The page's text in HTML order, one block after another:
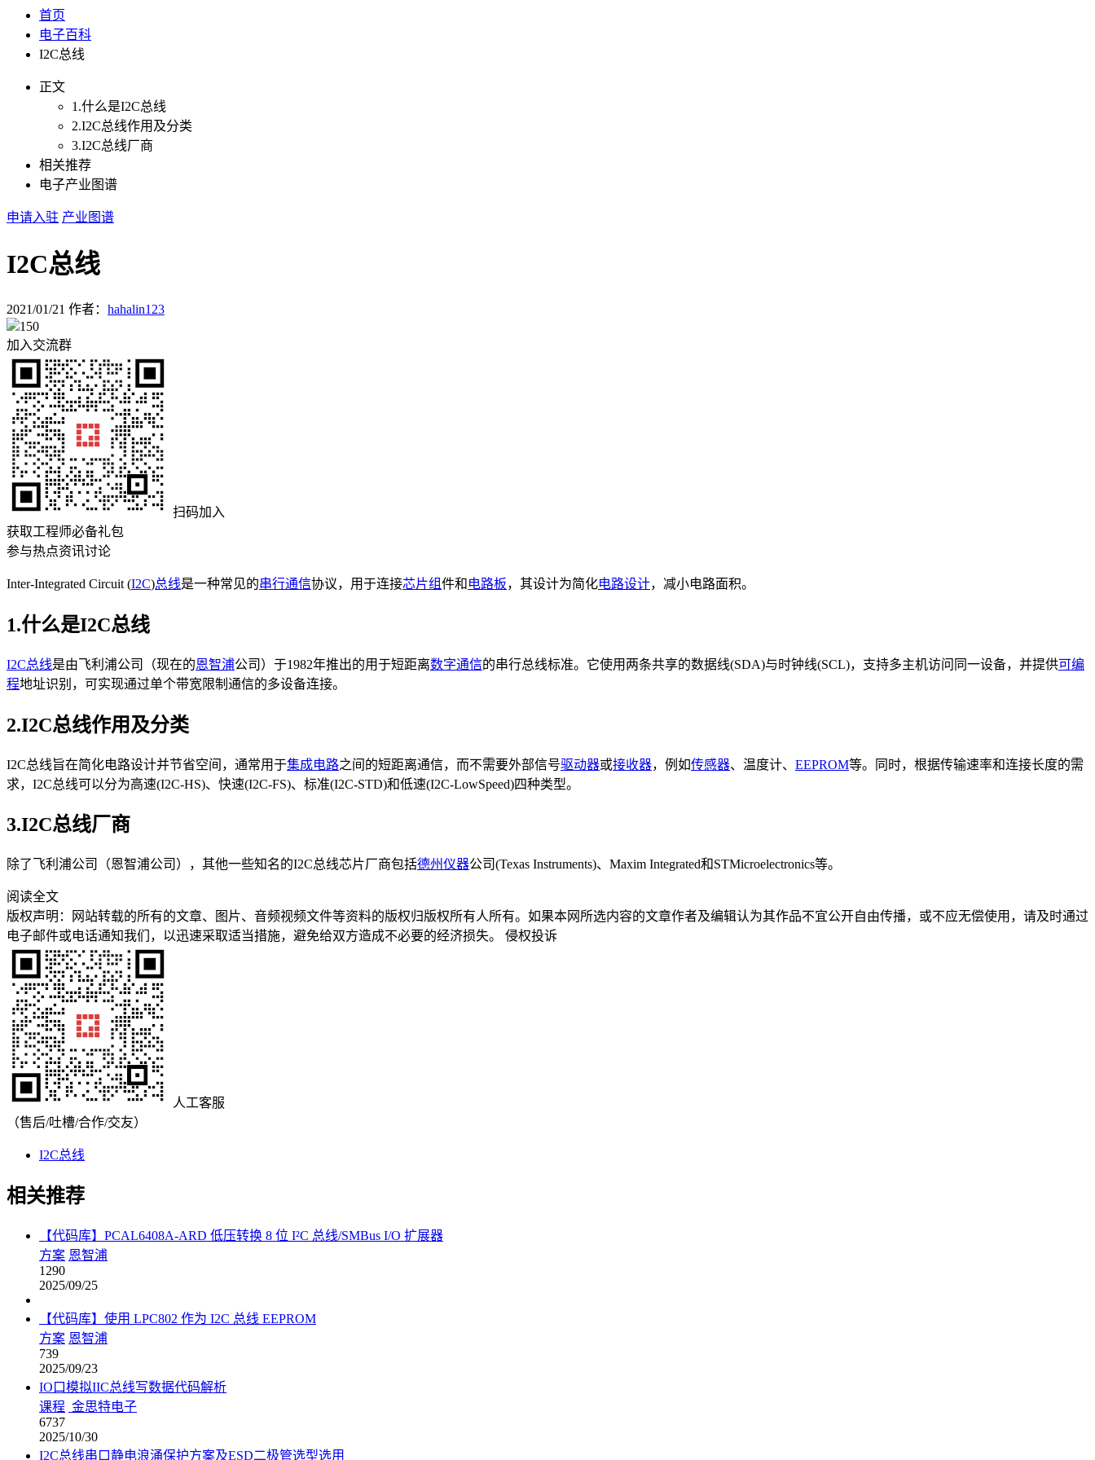
首页
电子百科
I2C总线
正文
1.什么是I2C总线
2.I2C总线作用及分类
3.I2C总线厂商
相关推荐
电子产业图谱
申请入驻 产业图谱
I2C总线
2021/01/21 作者： hahalin123
150
加入交流群
扫码加入
获取工程师必备礼包
参与热点资讯讨论
Inter-Integrated Circuit (I2C)总线是一种常见的串行通信协议，用于连接芯片组件和 电路板，其设计为简化电路设计，减小电路面积。
1.什么是I2C总线
I2C总线是由飞利浦公司（现在的恩智浦公司）于1982年推出的用于短距离数字通信的串行总线标准。它使用两条共享的数据线(SDA)与时钟线(SCL)，支持多主机访问同一设备，并提供可编
程地址识别，可实现通过单个带宽限制通信的多设备连接。
2.I2C总线作用及分类
I2C总线旨在简化电路设计并节省空间，通常用于集成电路之间的短距离通信，而不需要外部信号驱动器或接收器，例如传感器、温度计、 EEPROM等。同时，根据传输速率和连接长度的需
求，I2C总线可以分为高速(I2C-HS)、快速(I2C-FS)、标准(I2C-STD)和低速(I2C-LowSpeed)四种类型。
3.I2C总线厂商
除了飞利浦公司（恩智浦公司），其他一些知名的I2C总线芯片厂商包括德州仪器公司(Texas Instruments)、Maxim Integrated和STMicroelectronics等。
阅读全文
版权声明：网站转载的所有的文章、图片、音频视频文件等资料的版权归版权所有人所有。如果本网所选内容的文章作者及编辑认为其作品不宜公开自由传播，或不应无偿使用，请及时通过
电子邮件或电话通知我们，以迅速采取适当措施，避免给双方造成不必要的经济损失。 侵权投诉
人工客服
（售后/吐槽/合作/交友）
I2C总线
相关推荐
【代码库】PCAL6408A-ARD 低压转换 8 位 I²C 总线/SMBus I/O 扩展器
方案 恩智浦
1290
2025/09/25
【代码库】使用 LPC802 作为 I2C 总线 EEPROM
方案 恩智浦
739
2025/09/23
IO口模拟IIC总线写数据代码解析
课程 金思特电子
6737
2025/10/30
I2C总线串口静电浪涌保护方案及ESD二极管选型选用